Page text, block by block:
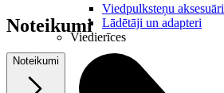
Viedpulksteņu aksesuāri
Lādētāji un adapteri
Viedierīces
Noteikumi
Noteikumi